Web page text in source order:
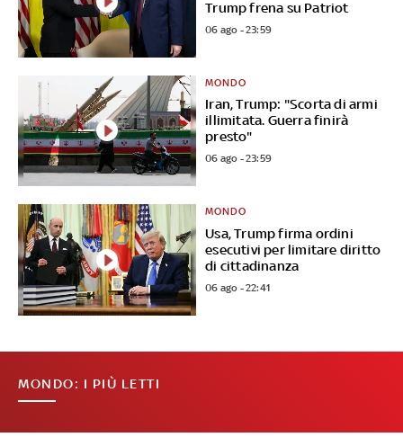
Trump frena su Patriot
06 ago - 23:59
Iran, Trump: "Scorta di armi
illimitata. Guerra finirà
presto"
MONDO
06 ago - 23:59
Usa, Trump firma ordini
esecutivi per limitare diritto
di cittadinanza
MONDO
06 ago - 22:41
MONDO: I PIÙ LETTI